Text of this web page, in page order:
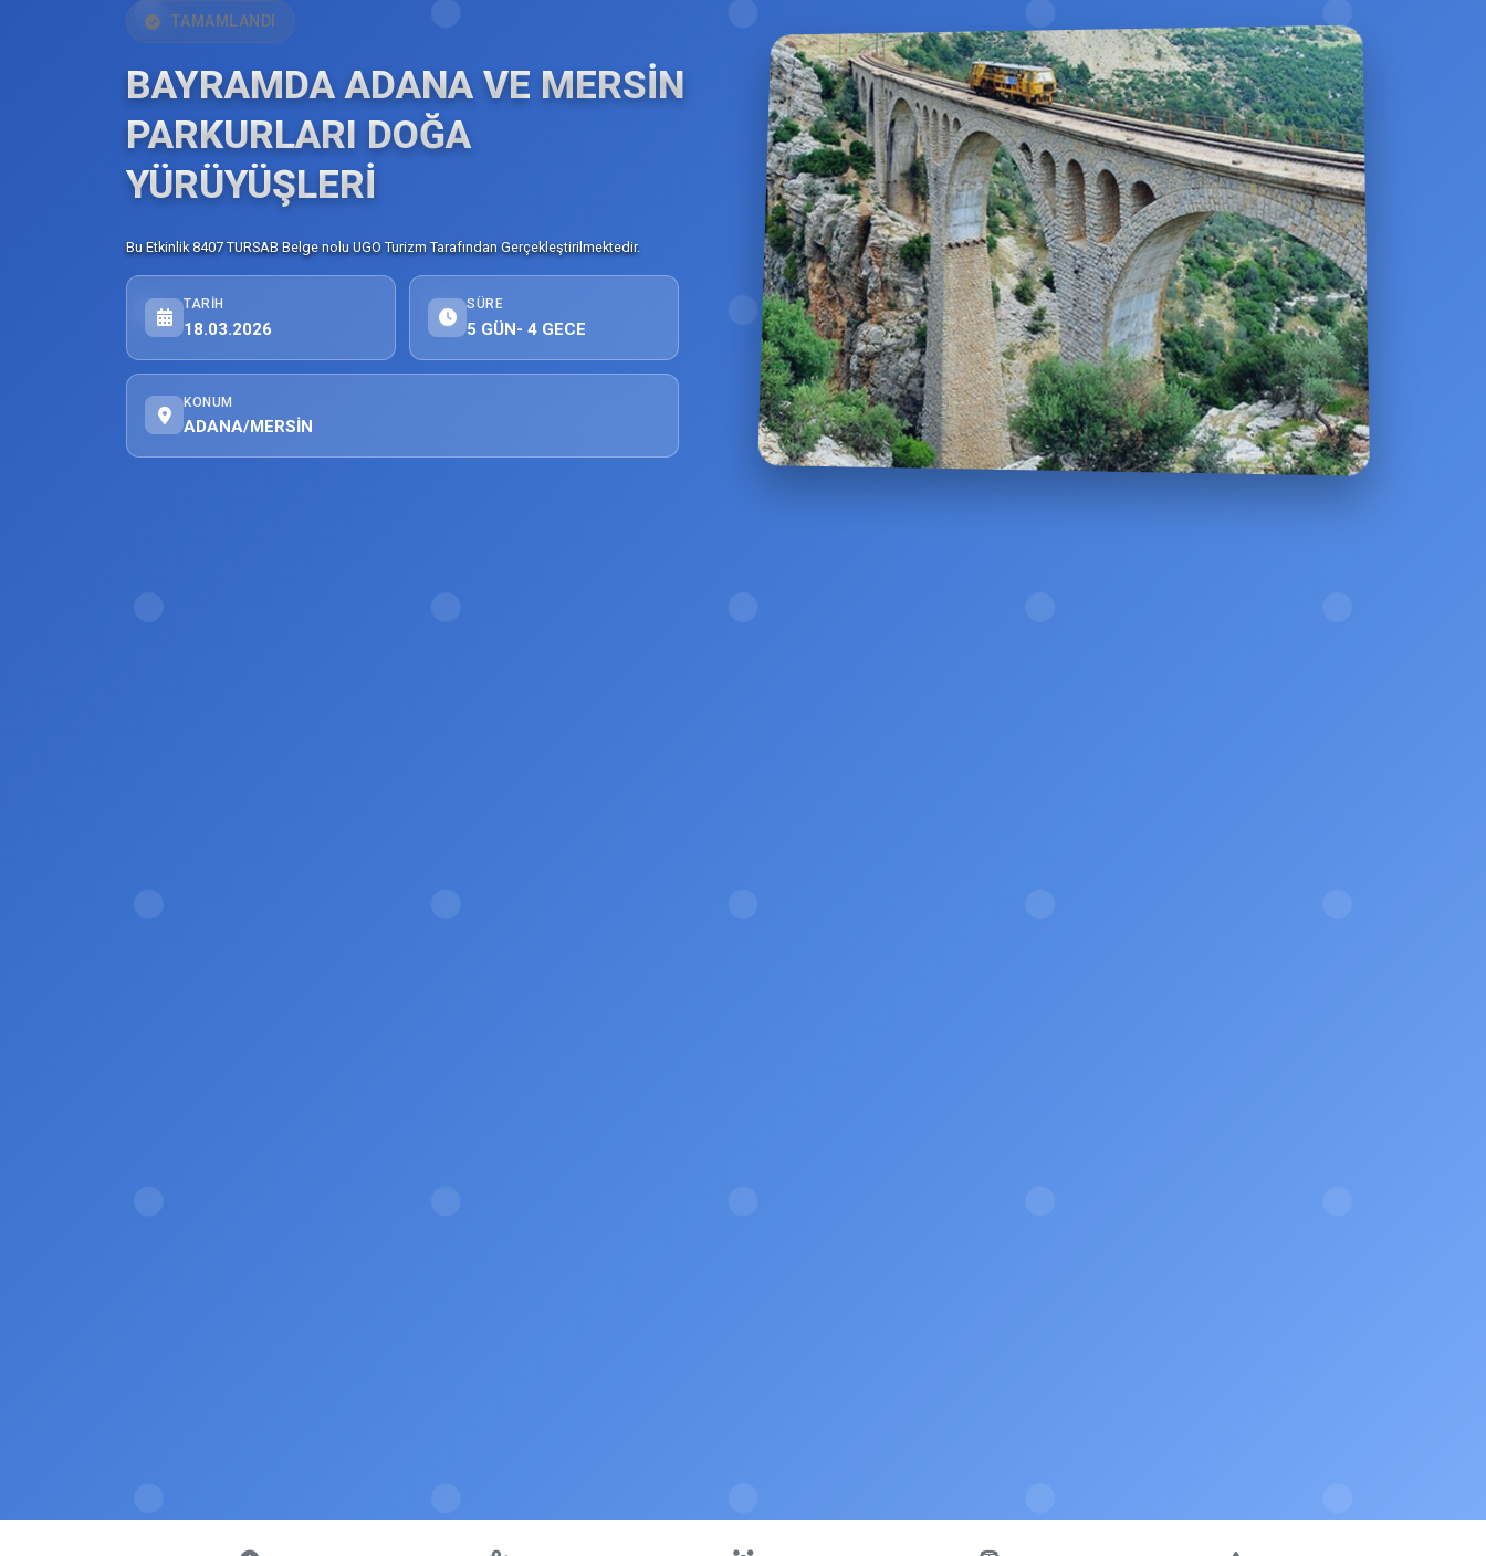
TAMAMLANDI
BAYRAMDA ADANA VE MERSİN
PARKURLARI DOĞA
YÜRÜYÜŞLERİ
Bu Etkinlik 8407 TURSAB Belge nolu UGO Turizm Tarafından Gerçekleştirilmektedir.
TARIH
18.03.2026
SÜRE
5 GÜN- 4 GECE
KONUM
ADANA/MERSİN